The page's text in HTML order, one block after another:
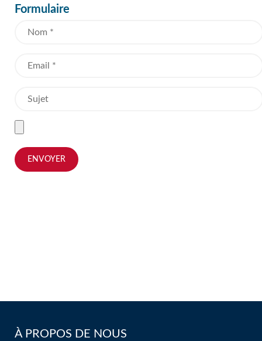
Formulaire
ENVOYER
À PROPOS DE NOUS